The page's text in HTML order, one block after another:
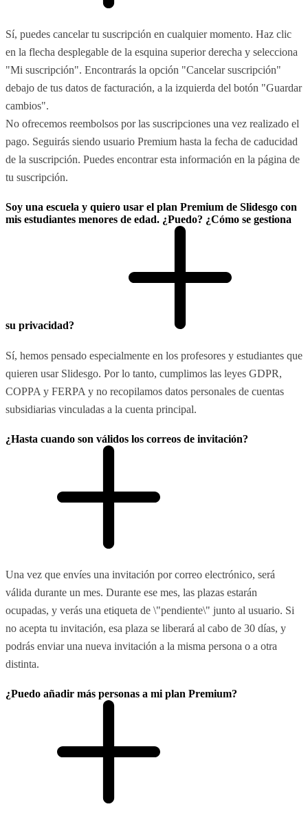
Sí, puedes cancelar tu suscripción en cualquier momento. Haz clic
en la flecha desplegable de la esquina superior derecha y selecciona
"Mi suscripción". Encontrarás la opción "Cancelar suscripción"
debajo de tus datos de facturación, a la izquierda del botón "Guardar
cambios".
No ofrecemos reembolsos por las suscripciones una vez realizado el
pago. Seguirás siendo usuario Premium hasta la fecha de caducidad
de la suscripción. Puedes encontrar esta información en la página de
tu suscripción.
Soy una escuela y quiero usar el plan Premium de Slidesgo con
mis estudiantes menores de edad. ¿Puedo? ¿Cómo se gestiona
su privacidad?
Sí, hemos pensado especialmente en los profesores y estudiantes que
quieren usar Slidesgo. Por lo tanto, cumplimos las leyes GDPR,
COPPA y FERPA y no recopilamos datos personales de cuentas
subsidiarias vinculadas a la cuenta principal.
¿Hasta cuando son válidos los correos de invitación?
Una vez que envíes una invitación por correo electrónico, será
válida durante un mes. Durante ese mes, las plazas estarán
ocupadas, y verás una etiqueta de \"pendiente\" junto al usuario. Si
no acepta tu invitación, esa plaza se liberará al cabo de 30 días, y
podrás enviar una nueva invitación a la misma persona o a otra
distinta.
¿Puedo añadir más personas a mi plan Premium?